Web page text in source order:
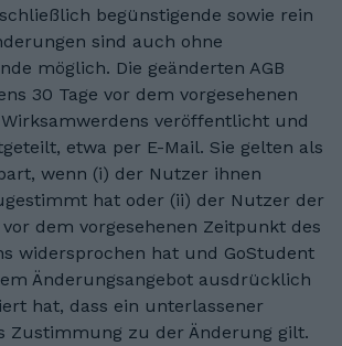
begünstigende sowie rein
sind auch ohne
möglich. Die geänderten AGB
30 Tage vor dem vorgesehenen
veröffentlicht und
etwa per E-Mail. Sie gelten als
wenn (i) der Nutzer ihnen
hat oder (ii) der Nutzer der
dem vorgesehenen Zeitpunkt des
widersprochen hat und GoStudent
Änderungsangebot ausdrücklich
hat, dass ein unterlassener
Zustimmung zu der Änderung gilt.